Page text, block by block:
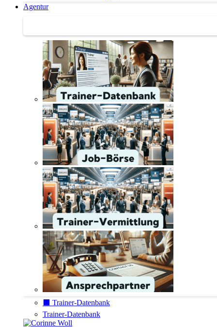
Agentur
⬛️ Trainer-Datenbank
Trainer-Datenbank